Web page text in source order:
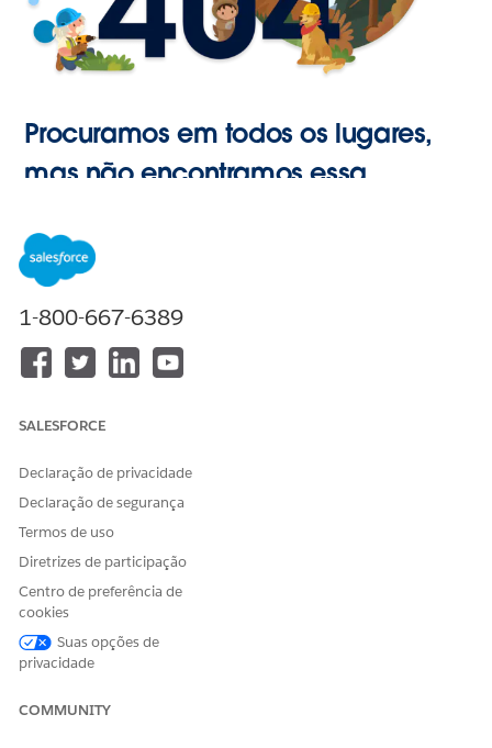
Procuramos em todos os lugares,
mas não encontramos essa
1-800-667-6389
SALESFORCE
Declaração de privacidade
Declaração de segurança
Termos de uso
Diretrizes de participação
Centro de preferência de
cookies
Suas opções de
privacidade
COMMUNITY